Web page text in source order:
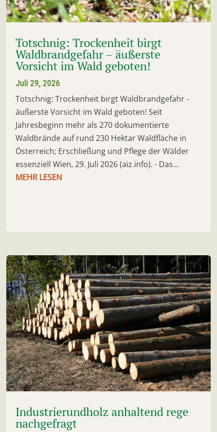
Totschnig: Trockenheit birgt
Waldbrandgefahr – äußerste
Vorsicht im Wald geboten!
Juli 29, 2026
Totschnig: Trockenheit birgt Waldbrandgefahr -
äußerste Vorsicht im Wald geboten! Seit
Jahresbeginn mehr als 270 dokumentierte
Waldbrände auf rund 230 Hektar Waldfläche in
Österreich; Erschließung und Pflege der Wälder
essenziell Wien, 29. Juli 2026 (aiz.info). - Das...
MEHR LESEN
Industrierundholz anhaltend rege
nachgefragt